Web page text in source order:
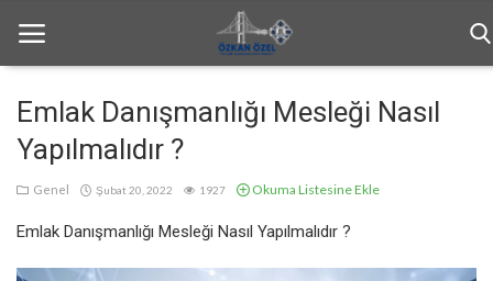
Anasayfa
Bilgilendirme
Emlak Danışmanlığı Mesleği Nasıl
Yapılmalıdır ?
Genel Şubat 20, 2022 1927 Okuma Listesine Ekle
Emlak Danışmanlığı Mesleği Nasıl Yapılmalıdır ?